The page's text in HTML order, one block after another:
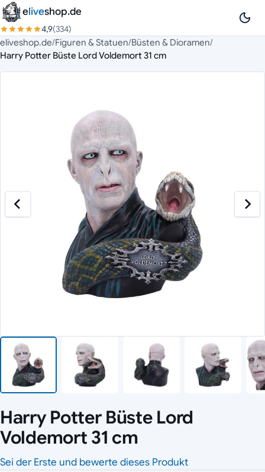
Zum Inhalt springen
eliveshop.de
4,9(334)
eliveshop.de/Figuren & Statuen/Büsten & Dioramen/
Harry Potter Büste Lord Voldemort 31 cm
Harry Potter Büste Lord
Voldemort 31 cm
Sei der Erste und bewerte dieses Produkt